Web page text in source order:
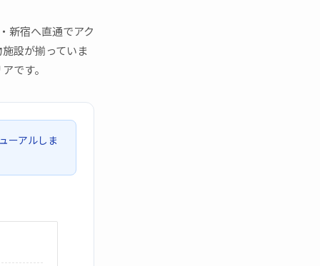
新宿へ直通でアク
設が揃っていま
です。
ーアルしま